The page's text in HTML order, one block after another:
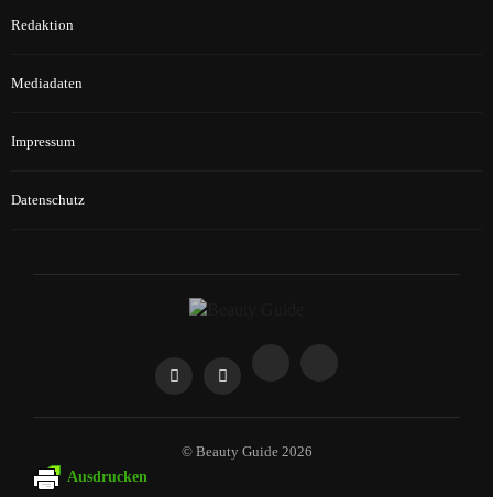
Redaktion
Mediadaten
Impressum
Datenschutz
© Beauty Guide 2026
Ausdrucken